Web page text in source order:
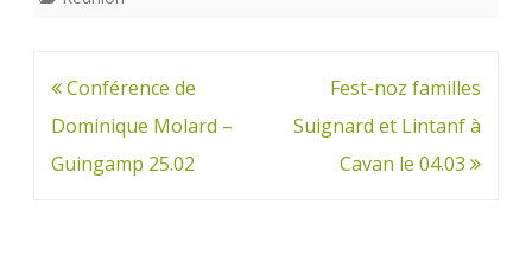
Navigation
de
l’article
Conférence de
Dominique Molard –
Guingamp 25.02
Fest-noz familles
Suignard et Lintanf à
Cavan le 04.03